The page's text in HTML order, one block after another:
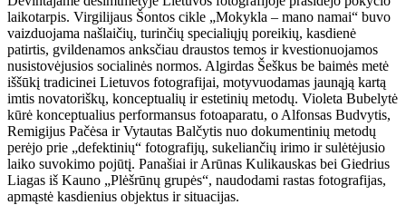
laikotarpis. Virgilijaus Šontos cikle „Mokykla – mano namai“ buvo
vaizduojama našlaičių, turinčių specialiųjų poreikių, kasdienė
patirtis, gvildenamos anksčiau draustos temos ir kvestionuojamos
nusistovėjusios socialinės normos. Algirdas Šeškus be baimės metė
iššūkį tradicinei Lietuvos fotografijai, motyvuodamas jaunąją kartą
imtis novatoriškų, konceptualių ir estetinių metodų. Violeta Bubelytė
kūrė konceptualius performansus fotoaparatu, o Alfonsas Budvytis,
Remigijus Pačėsa ir Vytautas Balčytis nuo dokumentinių metodų
perėjo prie „defektinių“ fotografijų, sukeliančių irimo ir sulėtėjusio
laiko suvokimo pojūtį. Panašiai ir Arūnas Kulikauskas bei Giedrius
Liagas iš Kauno „Plėšrūnų grupės“, naudodami rastas fotografijas,
apmąstė kasdienius objektus ir situacijas.